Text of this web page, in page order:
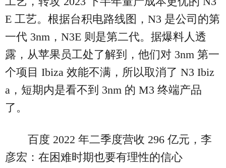
E 工艺。根据台积电路线图，N3 是公司的第
一代 3nm，N3E 则是第二代。据爆料人透
露，从苹果员工处了解到，他们对 3nm 第一
个项目 Ibiza 效能不满，所以取消了 N3 Ibiz
a，短期内是看不到 3nm 的 M3 终端产品
了。
百度 2022 年二季度营收 296 亿元，李
彦宏：在困难时期也要有理性的信心